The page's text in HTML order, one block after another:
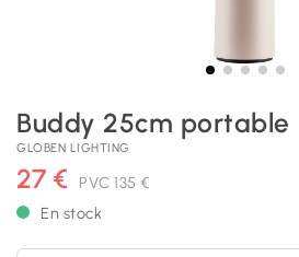
Buddy 25cm portable
GLOBEN LIGHTING
27 € PVC 135 €
En stock